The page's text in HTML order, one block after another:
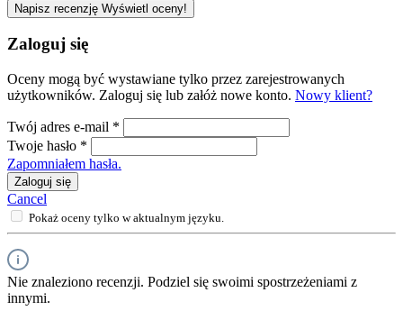
Napisz recenzję Wyświetl oceny!
Zaloguj się
Oceny mogą być wystawiane tylko przez zarejestrowanych
użytkowników. Zaloguj się lub załóż nowe konto. Nowy klient?
Twój adres e-mail *
Twoje hasło *
Zapomniałem hasła.
Zaloguj się
Cancel
Pokaż oceny tylko w aktualnym języku.
Nie znaleziono recenzji. Podziel się swoimi spostrzeżeniami z
innymi.